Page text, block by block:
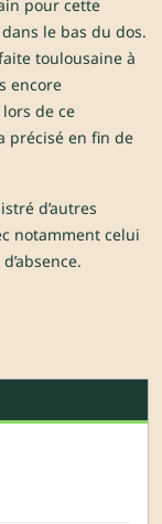
pour cette
le bas du dos.
toulousaine à
encore
de ce
précisé en fin de
d’autres
notamment celui